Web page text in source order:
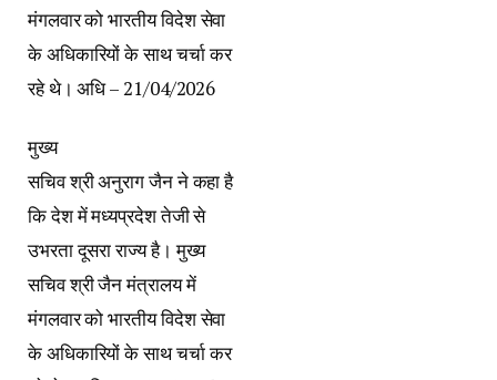
मंगलवार को भारतीय विदेश सेवा
के अधिकारियों के साथ चर्चा कर
रहे थे। अधि – 21/04/2026
मुख्य
सचिव श्री अनुराग जैन ने कहा है
कि देश में मध्यप्रदेश तेजी से
उभरता दूसरा राज्य है। मुख्य
सचिव श्री जैन मंत्रालय में
मंगलवार को भारतीय विदेश सेवा
के अधिकारियों के साथ चर्चा कर